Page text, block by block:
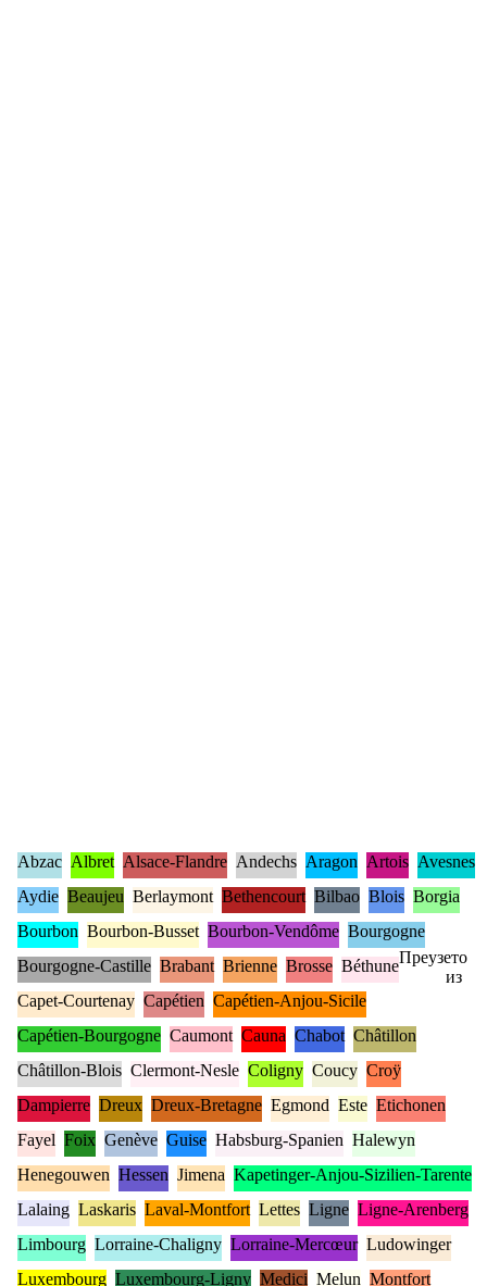
Abzac Albret Alsace-Flandre Andechs Aragon Artois Avesnes
Aydie Beaujeu Berlaymont Bethencourt Bilbao Blois Borgia
Bourbon Bourbon-Busset Bourbon-Vendôme Bourgogne
Bourgogne-Castille Brabant Brienne Brosse Béthune
Capet-Courtenay Capétien Capétien-Anjou-Sicile
Capétien-Bourgogne Caumont Cauna Chabot Châtillon
Châtillon-Blois Clermont-Nesle Coligny Coucy Croÿ
Dampierre Dreux Dreux-Bretagne Egmond Este Etichonen
Fayel Foix Genève Guise Habsburg-Spanien Halewyn
Henegouwen Hessen Jimena Kapetinger-Anjou-Sizilien-Tarente
Lalaing Laskaris Laval-Montfort Lettes Ligne Ligne-Arenberg
Limbourg Lorraine-Chaligny Lorraine-Mercœur Ludowinger
Luxembourg Luxembourg-Ligny Medici Melun Montfort
Преузето
из